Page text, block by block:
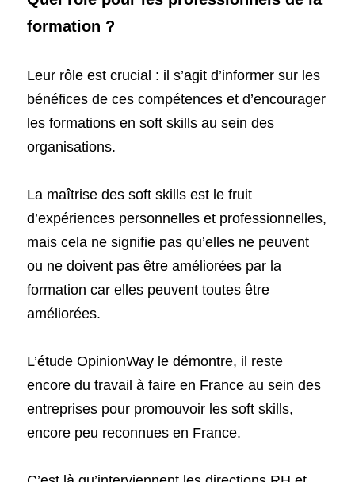
formation ?
Leur rôle est crucial : il s’agit d’informer sur les
bénéfices de ces compétences et d’encourager
les formations en soft skills au sein des
organisations.
La maîtrise des soft skills est le fruit
d’expériences personnelles et professionnelles,
mais cela ne signifie pas qu’elles ne peuvent
ou ne doivent pas être améliorées par la
formation car elles peuvent toutes être
améliorées.
L’étude OpinionWay le démontre, il reste
encore du travail à faire en France au sein des
entreprises pour promouvoir les soft skills,
encore peu reconnues en France.